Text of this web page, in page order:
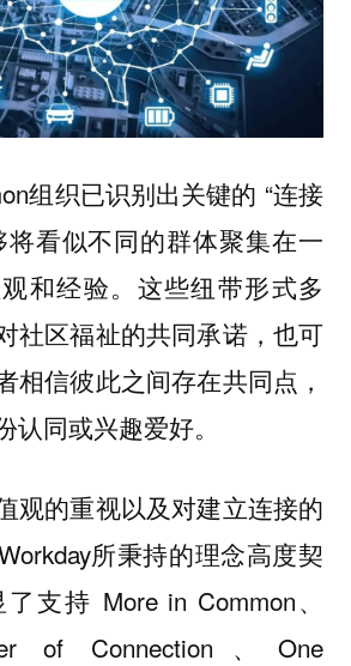
组织已识别出关键的 “连接
将看似不同的群体聚集在一
和经验。这些纽带形式多
社区福祉的共同承诺，也可
相信彼此之间存在共同点，
认同或兴趣爱好。
观的重视以及对建立连接的
所秉持的理念高度契
支持 More in Common、
of Connection、One